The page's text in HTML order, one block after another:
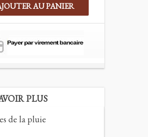
AU PANIER
PLUS
de la pluie